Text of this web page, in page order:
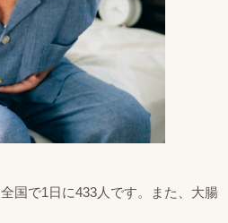
国で1日に433人です。また、大腸